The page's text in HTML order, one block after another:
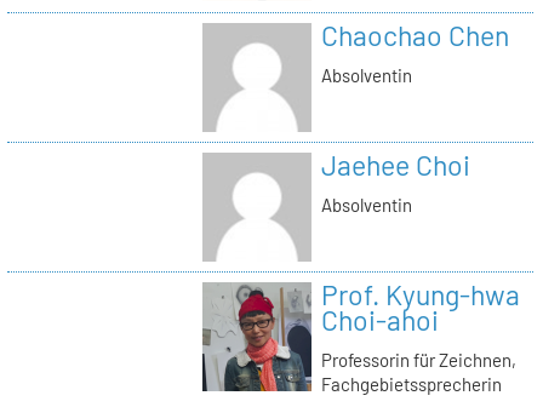
Chaochao Chen
Absolventin
Jaehee Choi
Absolventin
Prof. Kyung-hwa
Choi-ahoi
Professorin für Zeichnen,
Fachgebietssprecherin